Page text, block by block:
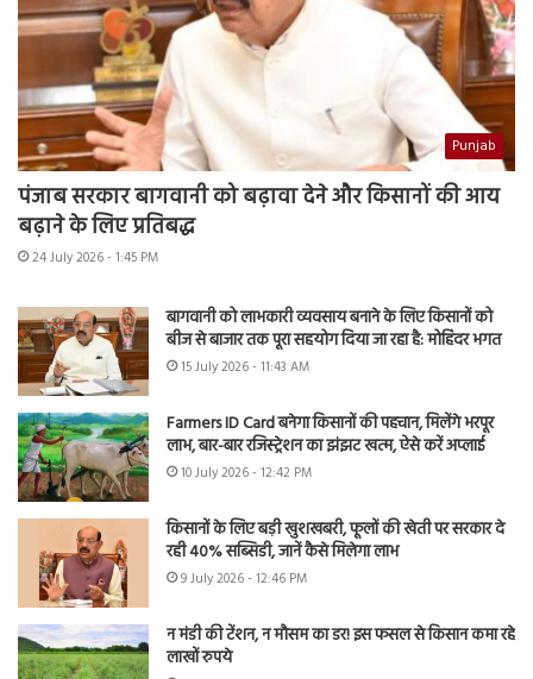
Punjab
पंजाब सरकार बागवानी को बढ़ावा देने और किसानों की आय
बढ़ाने के लिए प्रतिबद्ध
24 July 2026 - 1:45 PM
बागवानी को लाभकारी व्यवसाय बनाने के लिए किसानों को
बीज से बाजार तक पूरा सहयोग दिया जा रहा है: मोहिंदर भगत
15 July 2026 - 11:43 AM
Farmers ID Card बनेगा किसानों की पहचान, मिलेंगे भरपूर
लाभ, बार-बार रजिस्ट्रेशन का झंझट खत्म, ऐसे करें अप्लाई
10 July 2026 - 12:42 PM
किसानों के लिए बड़ी खुशखबरी, फूलों की खेती पर सरकार दे
रही 40% सब्सिडी, जानें कैसे मिलेगा लाभ
9 July 2026 - 12:46 PM
न मंडी की टेंशन, न मौसम का डर! इस फसल से किसान कमा रहे
लाखों रुपये